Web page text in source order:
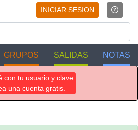
INICIAR SESION
GRUPOS SALIDAS NOTAS
con tu usuario y clave
una cuenta gratis.